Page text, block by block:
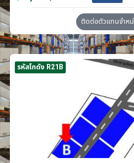
ติดต่อตัวแทนจำห
รหัสโกดัง R21B